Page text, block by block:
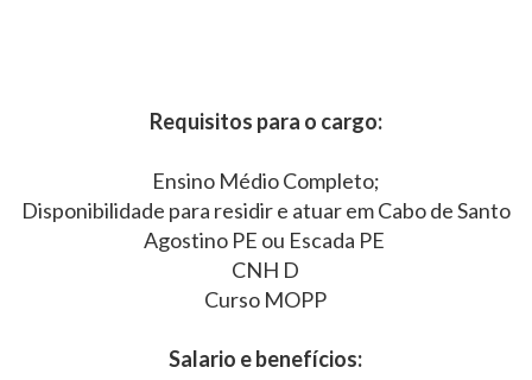
Requisitos para o cargo:
Ensino Médio Completo;
Disponibilidade para residir e atuar em Cabo de Santo
Agostino PE ou Escada PE
CNH D
Curso MOPP
Salario e benefícios: